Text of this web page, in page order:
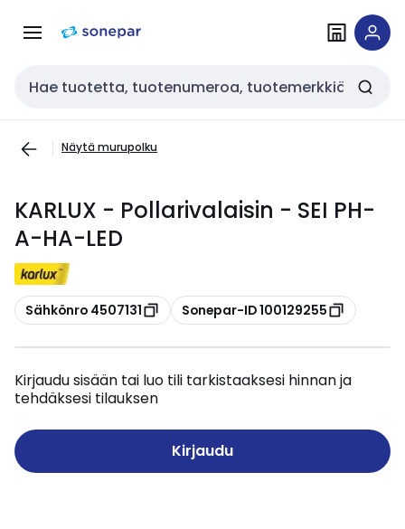
navigointiinsisältöön
Haku
Näytä murupolku
KARLUX - Pollarivalaisin - SEI PH-
A-HA-LED
Kopioi
Sähkönro 4507131 Kopioi
Sonepar-ID 100129255
Kirjaudu sisään tai luo tili tarkistaaksesi hinnan ja
tehdäksesi tilauksen
Kirjaudu